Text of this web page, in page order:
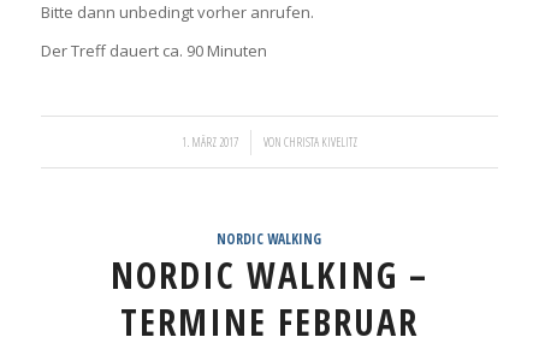
Bitte dann unbedingt vorher anrufen.
Der Treff dauert ca. 90 Minuten
1. MÄRZ 2017 VON CHRISTA KIVELITZ
NORDIC WALKING
NORDIC WALKING –
TERMINE FEBRUAR